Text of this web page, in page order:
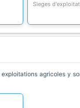
Sieges
agricoles y